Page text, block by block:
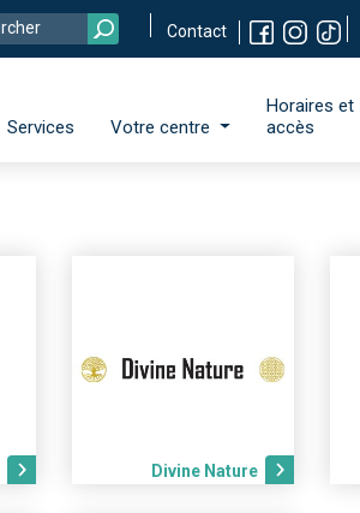
Contact
Services Votre centre
Horaires et
accès
Divine Nature